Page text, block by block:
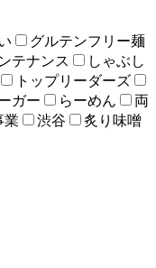
グルテンフリー麺
テナンス
しゃぶし
トップリーダーズ
ガー らーめん
両
業 渋谷
炙り味噌